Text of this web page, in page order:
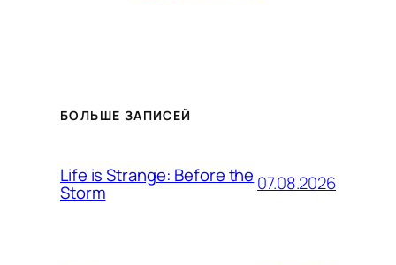
БОЛЬШЕ ЗАПИСЕЙ
Life is Strange: Before the
Storm 07.08.2026